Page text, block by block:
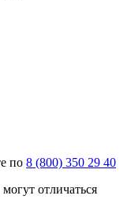
по 8 (800) 350 29 40
отличаться